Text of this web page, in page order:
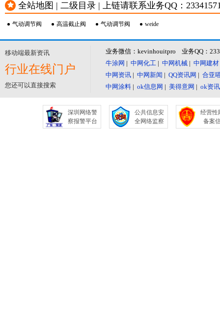
全站地图 | 二级目录 | 上链请联系业务QQ：
气动调节阀 高温截止阀 气动调节阀 weide
移动端最新资讯
行业在线门户
您还可以直接搜索
业务微信：kevinhouitpro 业务QQ：
牛涂网 | 中网化工 | 中网机械 | 中网建材
中网资讯 | 中网新闻 | QQ资讯网 | 合亚
中网涂料 | ok信息网 | 美得意网 | ok资
深圳网络警
察报警平台
公共信息安
全网络监察
经营性
备案